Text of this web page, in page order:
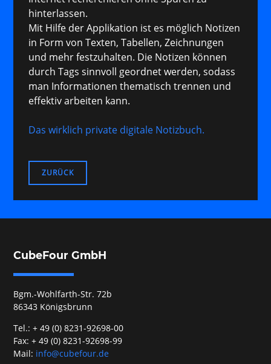
hinterlassen.
Mit Hilfe der Applikation ist es möglich Notizen
in Form von Texten, Tabellen, Zeichnungen
und mehr festzuhalten. Die Notizen können
durch Tags sinnvoll geordnet werden, sodass
man Informationen thematisch trennen und
effektiv arbeiten kann.
Das wirklich private digitale Notizbuch.
ZURÜCK
CubeFour GmbH
Bgm.-Wohlfarth-Str. 72b
86343 Königsbrunn
Tel.: + 49 (0) 8231-92698-00
Fax: + 49 (0) 8231-92698-99
Mail: info@cubefour.de